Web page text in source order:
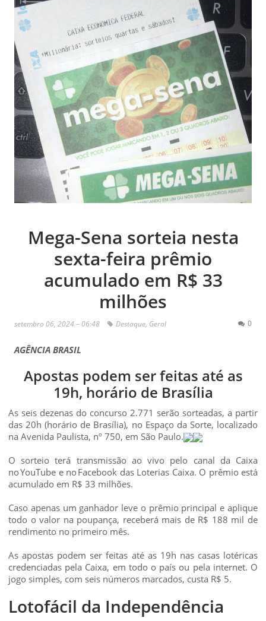
Mega-Sena sorteia nesta
sexta-feira prêmio
acumulado em R$ 33
milhões
setembro 06, 2024 – 06:48 Destaque, Geral 0
AGÊNCIA BRASIL
Apostas podem ser feitas até as
19h, horário de Brasília
As seis dezenas do concurso 2.771 serão sorteadas, a partir
das 20h (horário de Brasília), no Espaço da Sorte, localizado
na Avenida Paulista, nº 750, em São Paulo.
O sorteio terá transmissão ao vivo pelo canal da Caixa
no YouTube e no Facebook das Loterias Caixa. O prêmio está
acumulado em R$ 33 milhões.
Caso apenas um ganhador leve o prêmio principal e aplique
todo o valor na poupança, receberá mais de R$ 188 mil de
rendimento no primeiro mês.
As apostas podem ser feitas até as 19h nas casas lotéricas
credenciadas pela Caixa, em todo o país ou pela internet. O
jogo simples, com seis números marcados, custa R$ 5.
Lotofácil da Independência